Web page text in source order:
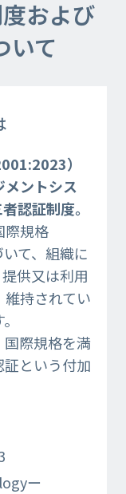
および
いて
）
ントシス
認証制度。
際規格
て、組織に
供又は利用
持されてい
際規格を満
という付加
ー